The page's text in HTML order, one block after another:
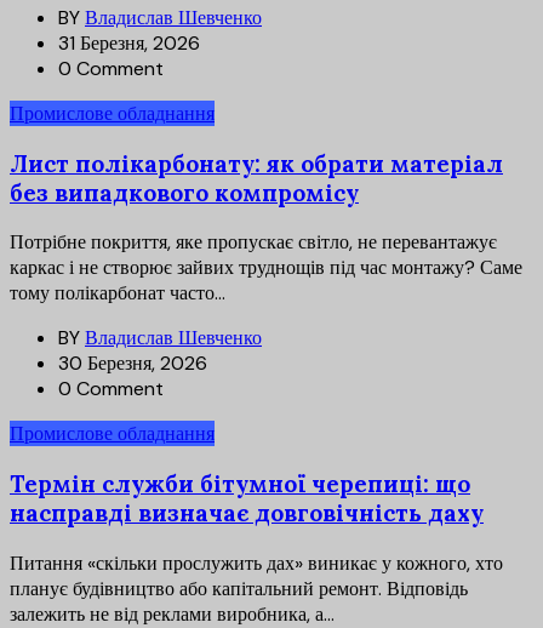
BYВладислав Шевченко
31 Березня, 2026
0 Comment
Промислове обладнання
Лист полікарбонату: як обрати матеріал
без випадкового компромісу
Потрібне покриття, яке пропускає світло, не перевантажує
каркас і не створює зайвих труднощів під час монтажу? Саме
тому полікарбонат часто...
BYВладислав Шевченко
30 Березня, 2026
0 Comment
Промислове обладнання
Термін служби бітумної черепиці: що
насправді визначає довговічність даху
Питання «скільки прослужить дах» виникає у кожного, хто
планує будівництво або капітальний ремонт. Відповідь
залежить не від реклами виробника, а...